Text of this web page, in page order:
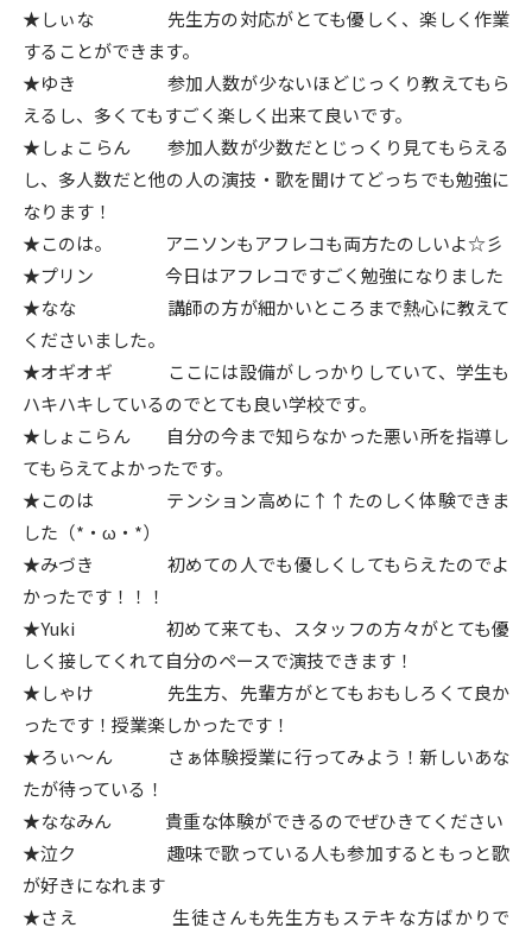
★しぃな 先生方の対応がとても優しく、楽しく作業
することができます。
★ゆき 参加人数が少ないほどじっくり教えてもら
えるし、多くてもすごく楽しく出来て良いです。
★しょこらん 参加人数が少数だとじっくり見てもらえる
し、多人数だと他の人の演技・歌を聞けてどっちでも勉強に
なります！
★このは。 アニソンもアフレコも両方たのしいよ☆彡
★プリン 今日はアフレコですごく勉強になりました
★なな 講師の方が細かいところまで熱心に教えて
くださいました。
★オギオギ ここには設備がしっかりしていて、学生も
ハキハキしているのでとても良い学校です。
★しょこらん 自分の今まで知らなかった悪い所を指導し
てもらえてよかったです。
★このは テンション高めに↑↑たのしく体験できま
した（*・ω・*）
★みづき 初めての人でも優しくしてもらえたのでよ
かったです！！！
★Yuki 初めて来ても、スタッフの方々がとても優
しく接してくれて自分のペースで演技できます！
★しゃけ 先生方、先輩方がとてもおもしろくて良か
ったです！授業楽しかったです！
★ろぃ〜ん さぁ体験授業に行ってみよう！新しいあな
たが待っている！
★ななみん 貴重な体験ができるのでぜひきてください
★泣ク 趣味で歌っている人も参加するともっと歌
が好きになれます
★さえ 生徒さんも先生方もステキな方ばかりで